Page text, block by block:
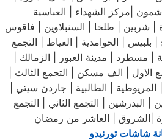
شربين | طلخا | السنبلاوين | فاقوس
| بلبيس | الحوامدية | العياط | التجمع
مسطرد | مدينة العبور | الزمالك |
الاول | الف مسكن | التجمع الثالث |
| الطالبية | جاردن سيتي |
| البدرشين | التجمع الثاني | التجمع
|الشروق | العاشر من رمضان
شاشات تورنيدو